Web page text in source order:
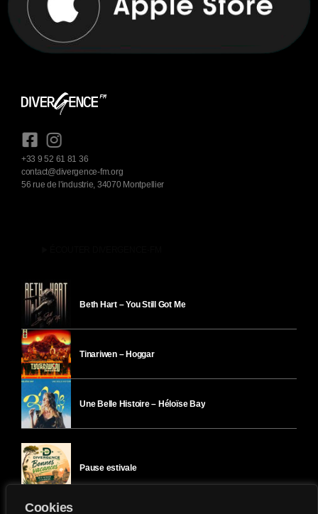
Cookies
+33 9 52 61 81 36
contact@divergence-fm.org
56 rue de l'industrie, 34070 Montpellier
Beth Hart – You Still Got Me
Tinariwen – Hoggar
Une Belle Histoire – Héloïse Bay
Pause estivale